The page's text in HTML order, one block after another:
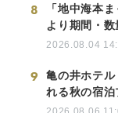
8
「地中海本
より期間・
2026.08.04
9
亀の井ホテ
れる秋の宿